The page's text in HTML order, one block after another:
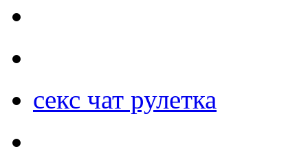
секс чат рулетка